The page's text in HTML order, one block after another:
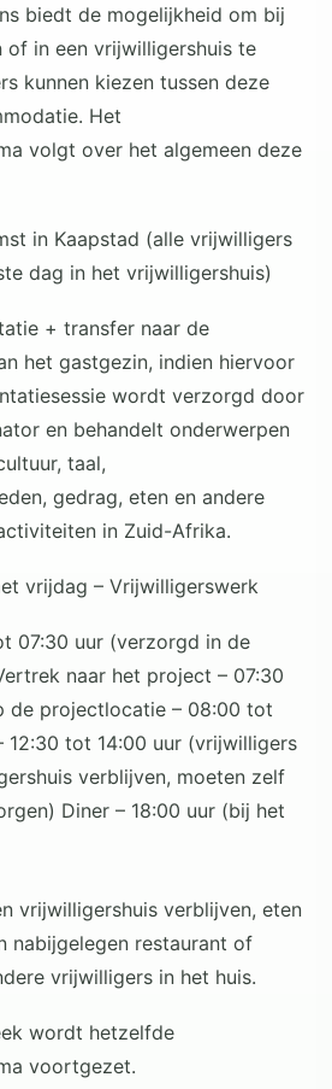
biedt de mogelijkheid om bij
of in een vrijwilligershuis te
kunnen kiezen tussen deze
Het
volgt over het algemeen deze
in Kaapstad (alle vrijwilligers
dag in het vrijwilligershuis)
+ transfer naar de
het gastgezin, indien hiervoor
wordt verzorgd door
en behandelt onderwerpen
taal,
gedrag, eten en andere
in Zuid-Afrika.
vrijdag – Vrijwilligerswerk
07:30 uur (verzorgd in de
naar het project – 07:30
de projectlocatie – 08:00 tot
12:30 tot 14:00 uur (vrijwilligers
verblijven, moeten zelf
Diner – 18:00 uur (bij het
vrijwilligershuis verblijven, eten
nabijgelegen restaurant of
vrijwilligers in het huis.
wordt hetzelfde
voortgezet.